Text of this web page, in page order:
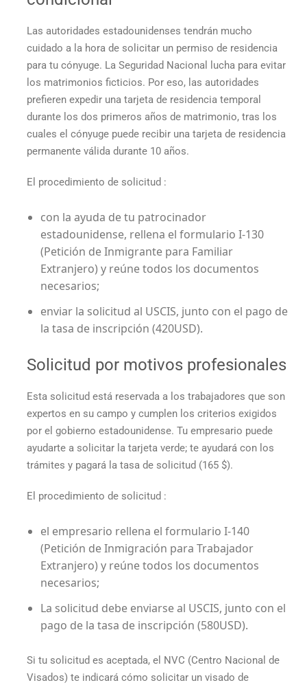
Las autoridades estadounidenses tendrán mucho
cuidado a la hora de solicitar un permiso de residencia
para tu cónyuge. La Seguridad Nacional lucha para evitar
los matrimonios ficticios. Por eso, las autoridades
prefieren expedir una tarjeta de residencia temporal
durante los dos primeros años de matrimonio, tras los
cuales el cónyuge puede recibir una tarjeta de residencia
permanente válida durante 10 años.
El procedimiento de solicitud :
con la ayuda de tu patrocinador
estadounidense, rellena el formulario I-130
(Petición de Inmigrante para Familiar
Extranjero) y reúne todos los documentos
necesarios;
enviar la solicitud al USCIS, junto con el pago de
la tasa de inscripción (420USD).
Solicitud por motivos profesionales
Esta solicitud está reservada a los trabajadores que son
expertos en su campo y cumplen los criterios exigidos
por el gobierno estadounidense. Tu empresario puede
ayudarte a solicitar la tarjeta verde; te ayudará con los
trámites y pagará la tasa de solicitud (165 $).
El procedimiento de solicitud :
el empresario rellena el formulario I-140
(Petición de Inmigración para Trabajador
Extranjero) y reúne todos los documentos
necesarios;
La solicitud debe enviarse al USCIS, junto con el
pago de la tasa de inscripción (580USD).
Si tu solicitud es aceptada, el NVC (Centro Nacional de
Visados) te indicará cómo solicitar un visado de